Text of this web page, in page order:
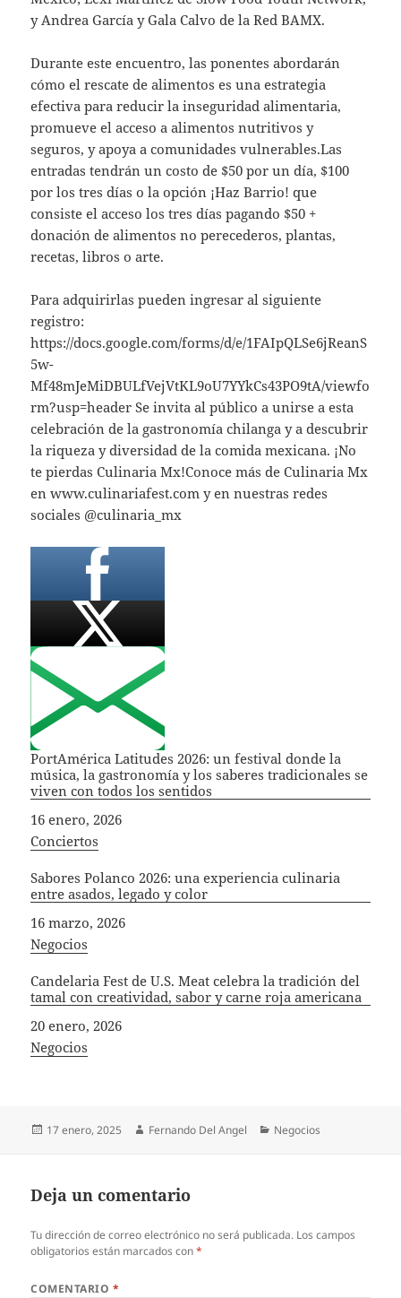
y Andrea García y Gala Calvo de la Red BAMX.
Durante este encuentro, las ponentes abordarán
cómo el rescate de alimentos es una estrategia
efectiva para reducir la inseguridad alimentaria,
promueve el acceso a alimentos nutritivos y
seguros, y apoya a comunidades vulnerables.Las
entradas tendrán un costo de $50 por un día, $100
por los tres días o la opción ¡Haz Barrio! que
consiste el acceso los tres días pagando $50 +
donación de alimentos no perecederos, plantas,
recetas, libros o arte.
Para adquirirlas pueden ingresar al siguiente
registro:
https://docs.google.com/forms/d/e/1FAIpQLSe6jReanS
5w-
Mf48mJeMiDBULfVejVtKL9oU7YYkCs43PO9tA/viewfo
rm?usp=header Se invita al público a unirse a esta
celebración de la gastronomía chilanga y a descubrir
la riqueza y diversidad de la comida mexicana. ¡No
te pierdas Culinaria Mx!Conoce más de Culinaria Mx
en www.culinariafest.com y en nuestras redes
sociales @culinaria_mx
PortAmérica Latitudes 2026: un festival donde la
música, la gastronomía y los saberes tradicionales se
viven con todos los sentidos
Fecha
16 enero, 2026
In relation to
Conciertos
Sabores Polanco 2026: una experiencia culinaria
entre asados, legado y color
Fecha
16 marzo, 2026
In relation to
Negocios
Candelaria Fest de U.S. Meat celebra la tradición del
tamal con creatividad, sabor y carne roja americana
Fecha
20 enero, 2026
In relation to
Negocios
Publicado
17 enero, 2025 Autor
Fernando Del Angel Categorías
Negocios
Deja un comentario
Tu dirección de correo electrónico no será publicada. Los campos
obligatorios están marcados con*
COMENTARIO *